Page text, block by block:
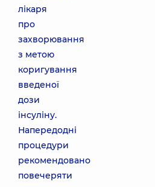
лікаря
про
захворювання
з метою
коригування
введеної
дози
інсуліну.
Напередодні
процедури
рекомендовано
повечеряти